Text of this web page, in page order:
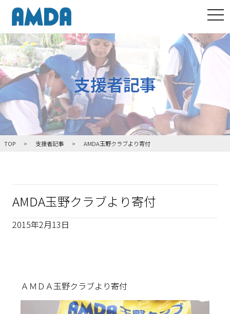
支援者記事
TOP 支援者記事 AMDA玉野クラブより寄付
AMDA玉野クラブより寄付
2015年2月13日
ＡＭＤＡ玉野クラブより寄付